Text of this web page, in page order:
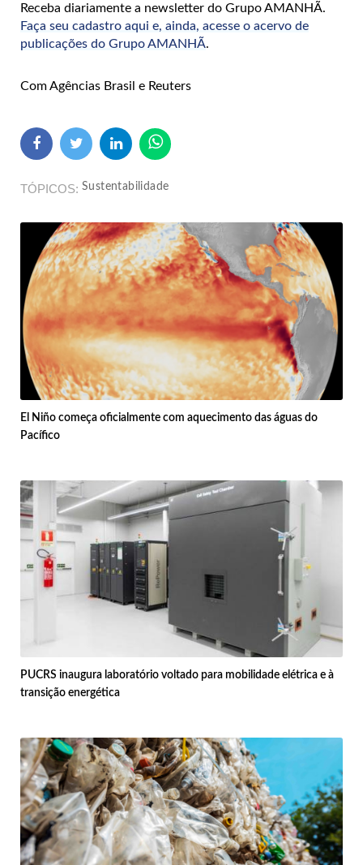
Receba diariamente a newsletter do Grupo AMANHÃ.
Faça seu cadastro aqui e, ainda, acesse o acervo de
publicações do Grupo AMANHÃ.
Com Agências Brasil e Reuters
TÓPICOS Sustentabilidade
El Niño começa oficialmente com aquecimento das águas do
Pacífico
PUCRS inaugura laboratório voltado para mobilidade elétrica e à
transição energética